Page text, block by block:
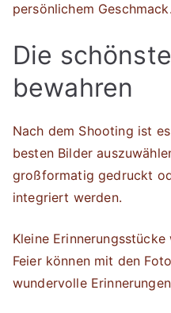
persönlichem Geschmack.
Die
bewahren
Nach dem Shooting ist
besten Bilder
großformatig gedruckt
integriert werden.
Kleine
Feier können mit den
wundervolle